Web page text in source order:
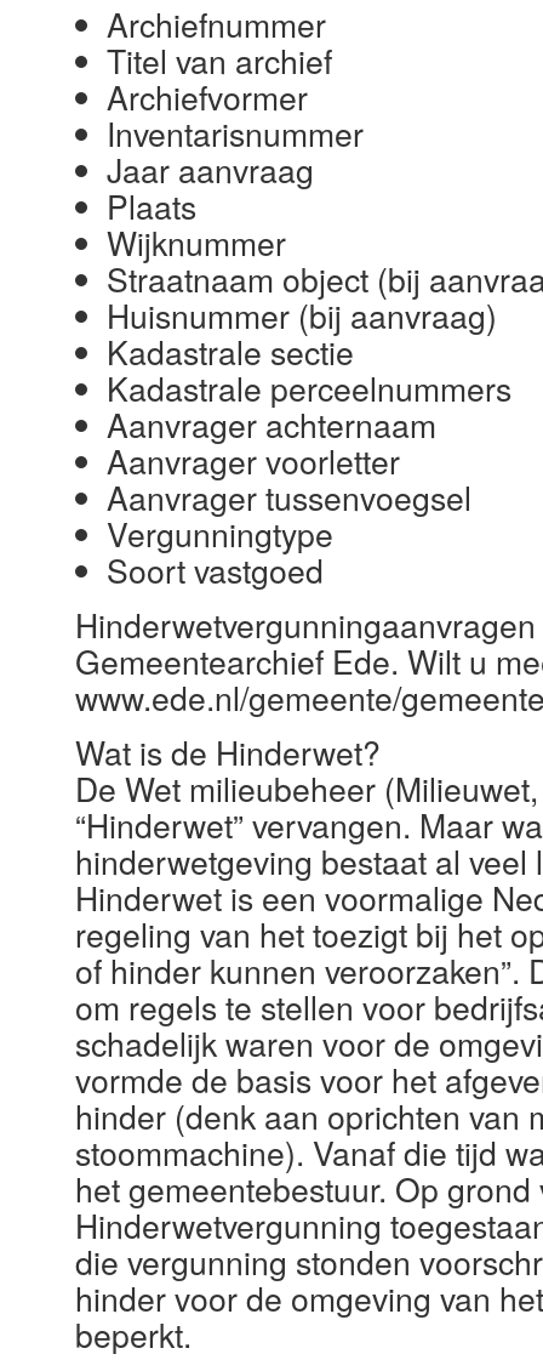
Archiefnummer
Titel van archief
Archiefvormer
Inventarisnummer
Jaar aanvraag
Plaats
Wijknummer
Straatnaam object (bij
Huisnummer (bij aanvraag)
Kadastrale sectie
Kadastrale perceelnummers
Aanvrager achternaam
Aanvrager voorletter
Aanvrager tussenvoegsel
Vergunningtype
Soort vastgoed
Gemeentearchief Ede. Wilt u
www.ede.nl/gemeente/
Wat is de Hinderwet?
De Wet milieubeheer
“Hinderwet” vervangen. Maar
hinderwetgeving bestaat al
Hinderwet is een voormalige
regeling van het toezigt bij het
of hinder kunnen
om regels te stellen voor
schadelijk waren voor de
vormde de basis voor het
hinder (denk aan oprichten van
stoommachine). Vanaf die tijd
het gemeentebestuur. Op
Hinderwetvergunning
die vergunning stonden
hinder voor de omgeving van
beperkt.